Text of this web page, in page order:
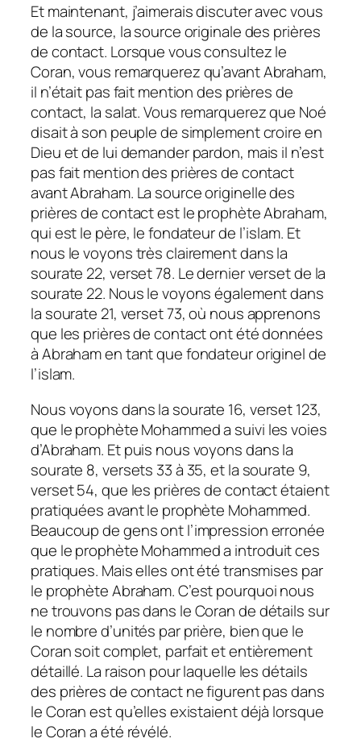
Et maintenant, j’aimerais discuter avec vous
de la source, la source originale des prières
de contact. Lorsque vous consultez le
Coran, vous remarquerez qu’avant Abraham,
il n’était pas fait mention des prières de
contact, la salat. Vous remarquerez que Noé
disait à son peuple de simplement croire en
Dieu et de lui demander pardon, mais il n’est
pas fait mention des prières de contact
avant Abraham. La source originelle des
prières de contact est le prophète Abraham,
qui est le père, le fondateur de l’islam. Et
nous le voyons très clairement dans la
sourate 22, verset 78. Le dernier verset de la
sourate 22. Nous le voyons également dans
la sourate 21, verset 73, où nous apprenons
que les prières de contact ont été données
à Abraham en tant que fondateur originel de
l’islam.
Nous voyons dans la sourate 16, verset 123,
que le prophète Mohammed a suivi les voies
d’Abraham. Et puis nous voyons dans la
sourate 8, versets 33 à 35, et la sourate 9,
verset 54, que les prières de contact étaient
pratiquées avant le prophète Mohammed.
Beaucoup de gens ont l’impression erronée
que le prophète Mohammed a introduit ces
pratiques. Mais elles ont été transmises par
le prophète Abraham. C’est pourquoi nous
ne trouvons pas dans le Coran de détails sur
le nombre d’unités par prière, bien que le
Coran soit complet, parfait et entièrement
détaillé. La raison pour laquelle les détails
des prières de contact ne figurent pas dans
le Coran est qu’elles existaient déjà lorsque
le Coran a été révélé.